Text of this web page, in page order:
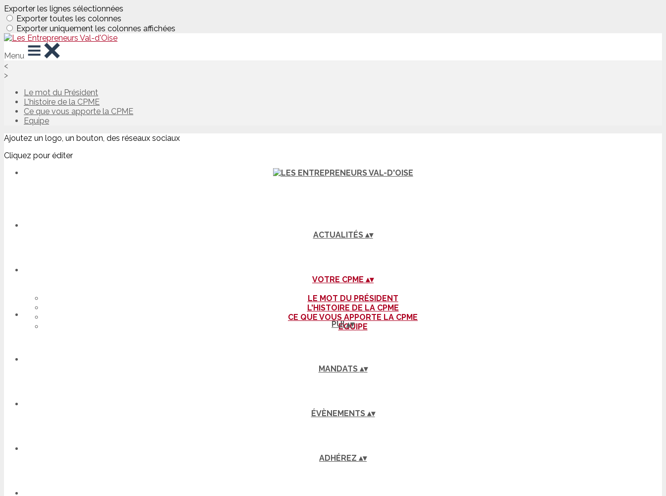
Exporter les lignes sélectionnées
Exporter toutes les colonnes
Exporter uniquement les colonnes affichées
Menu
<
>
Le mot du Président
L'histoire de la CPME
Ce que vous apporte la CPME
Equipe
Ajoutez un logo, un bouton, des réseaux sociaux
Cliquez pour éditer
ACTUALITÉS ▴▾
VOTRE CPME ▴▾
LE MOT DU PRÉSIDENT
L'HISTOIRE DE LA CPME
CE QUE VOUS APPORTE LA CPME
EQUIPE
PUI▴▾
MANDATS ▴▾
ÉVÈNEMENTS ▴▾
ADHÉREZ ▴▾